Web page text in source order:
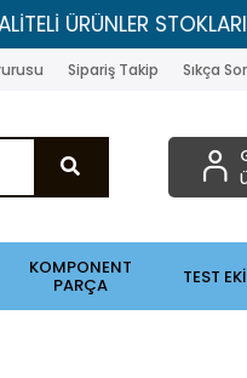
STOKLARIMIZDA!...
Sipariş Takip Sıkça
KOMPONENT
PARÇA TEST